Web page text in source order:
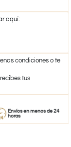
aquí:
condiciones o te
tus
en menos de 24